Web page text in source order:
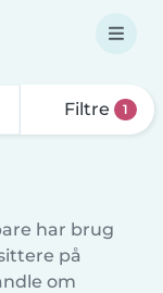
Filtre 1
har brug
på
om